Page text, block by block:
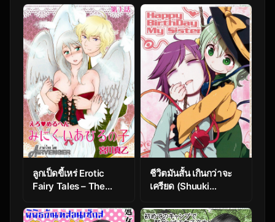
Darumarriage | A
Pure Darumarriage
ลูกเป็ดขี้เหร่ Erotic
Fairy Tales – The
ชีวิตมันสั้น เกินกว่าจะ
เครียด (Shuuki
(Harasaki)] Happy